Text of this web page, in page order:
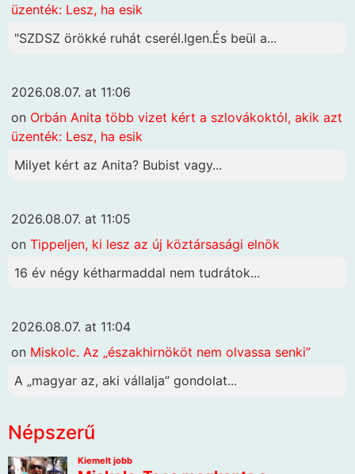
üzenték: Lesz, ha esik
"SZDSZ örökké ruhát cserél.Igen.És beül a...
2026.08.07. at 11:06
on Orbán Anita több vizet kért a szlovákoktól, akik azt
üzenték: Lesz, ha esik
Milyet kért az Anita? Bubist vagy...
2026.08.07. at 11:05
on Tippeljen, ki lesz az új köztársasági elnök
16 év négy kétharmaddal nem tudrátok...
2026.08.07. at 11:04
on Miskolc. Az „északhirnököt nem olvassa senki”
A „magyar az, aki vállalja” gondolat...
Népszerű